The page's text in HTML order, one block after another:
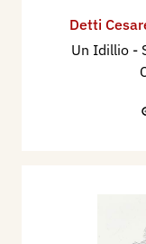
Detti
Un Idillio -